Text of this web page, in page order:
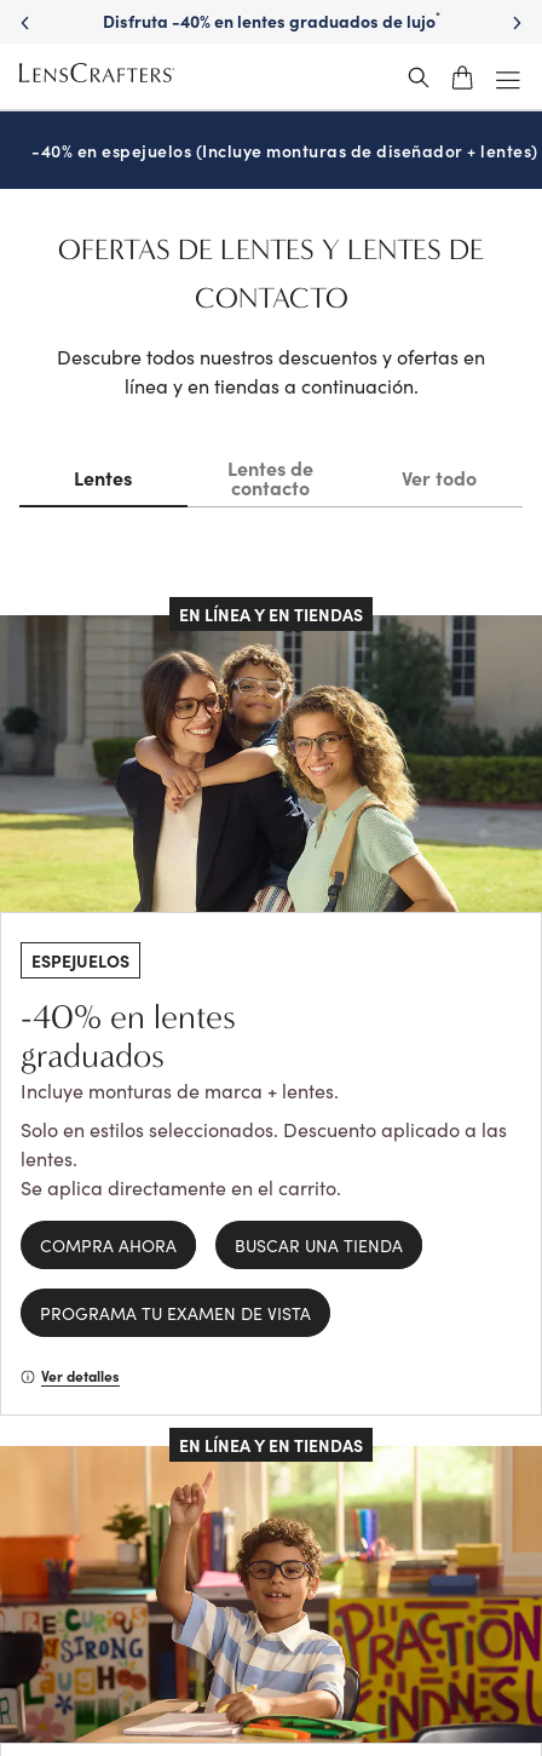
Descubre gafas de sol graduadas de marca
-40% en espejuelos (Incluye monturas de diseñador + lentes)
OFERTAS DE LENTES Y LENTES DE
CONTACTO
Descubre todos nuestros descuentos y ofertas en
línea y en tiendas a continuación.
Lentes Lentes de
contacto Ver todo
EN LÍNEA Y EN TIENDAS
ESPEJUELOS
-40% en lentes
graduados
Incluye monturas de marca + lentes.
Solo en estilos seleccionados. Descuento aplicado a las
lentes.
Se aplica directamente en el carrito.
COMPRA AHORA BUSCAR UNA TIENDA
PROGRAMA TU EXAMEN DE VISTA
Ver detalles
EN LÍNEA Y EN TIENDAS